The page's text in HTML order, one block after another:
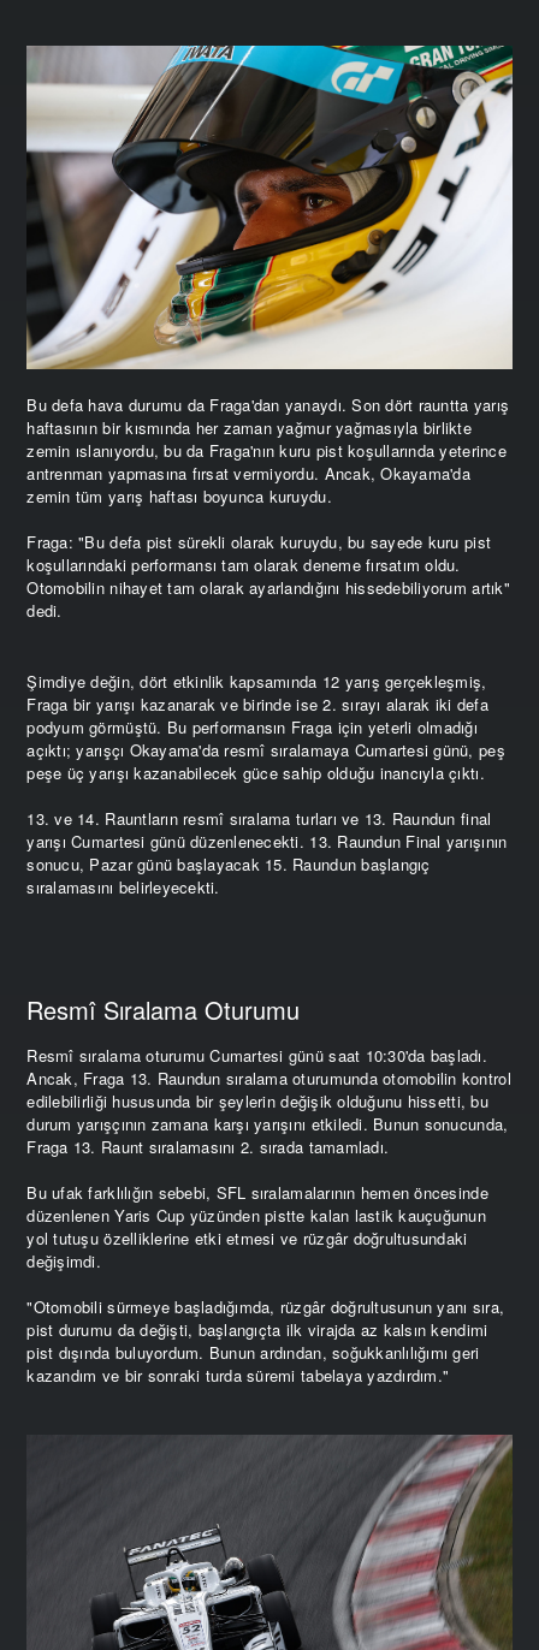
Bu defa hava durumu da Fraga'dan yanaydı. Son dört rauntta yarış
haftasının bir kısmında her zaman yağmur yağmasıyla birlikte
zemin ıslanıyordu, bu da Fraga'nın kuru pist koşullarında yeterince
antrenman yapmasına fırsat vermiyordu. Ancak, Okayama'da
zemin tüm yarış haftası boyunca kuruydu.
Fraga: "Bu defa pist sürekli olarak kuruydu, bu sayede kuru pist
koşullarındaki performansı tam olarak deneme fırsatım oldu.
Otomobilin nihayet tam olarak ayarlandığını hissedebiliyorum artık"
dedi.
Şimdiye değin, dört etkinlik kapsamında 12 yarış gerçekleşmiş,
Fraga bir yarışı kazanarak ve birinde ise 2. sırayı alarak iki defa
podyum görmüştü. Bu performansın Fraga için yeterli olmadığı
açıktı; yarışçı Okayama'da resmî sıralamaya Cumartesi günü, peş
peşe üç yarışı kazanabilecek güce sahip olduğu inancıyla çıktı.
13. ve 14. Rauntların resmî sıralama turları ve 13. Raundun final
yarışı Cumartesi günü düzenlenecekti. 13. Raundun Final yarışının
sonucu, Pazar günü başlayacak 15. Raundun başlangıç
sıralamasını belirleyecekti.
Resmî Sıralama Oturumu
Resmî sıralama oturumu Cumartesi günü saat 10:30'da başladı.
Ancak, Fraga 13. Raundun sıralama oturumunda otomobilin kontrol
edilebilirliği hususunda bir şeylerin değişik olduğunu hissetti, bu
durum yarışçının zamana karşı yarışını etkiledi. Bunun sonucunda,
Fraga 13. Raunt sıralamasını 2. sırada tamamladı.
Bu ufak farklılığın sebebi, SFL sıralamalarının hemen öncesinde
düzenlenen Yaris Cup yüzünden pistte kalan lastik kauçuğunun
yol tutuşu özelliklerine etki etmesi ve rüzgâr doğrultusundaki
değişimdi.
"Otomobili sürmeye başladığımda, rüzgâr doğrultusunun yanı sıra,
pist durumu da değişti, başlangıçta ilk virajda az kalsın kendimi
pist dışında buluyordum. Bunun ardından, soğukkanlılığımı geri
kazandım ve bir sonraki turda süremi tabelaya yazdırdım."